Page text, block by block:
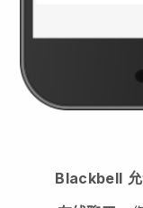
Blackbell